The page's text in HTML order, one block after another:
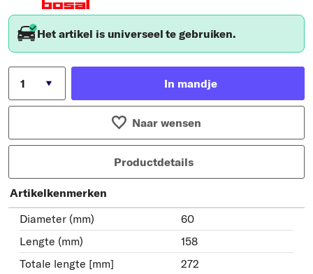
Het artikel is universeel te gebruiken.
In mandje
Naar wensen
Productdetails
Artikelkenmerken
Diameter (mm)
60
Lengte (mm)
158
Totale lengte [mm]
272